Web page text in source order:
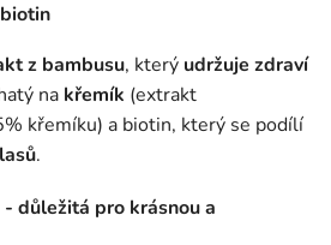
z bambusu, který udržuje zdraví
na křemík (extrakt
křemíku) a biotin, který se podílí
.
důležitá pro krásnou a